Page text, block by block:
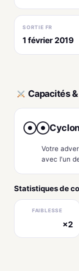
SORTIE FR
1 février 2019
Capacités
● ●
Votre
avec l'un
Statistiques de
FAIBLESSE
×2